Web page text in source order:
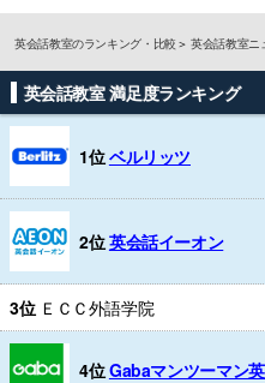
英会話教室のランキング・比較 英会話教室ニ
英会話教室 満足度ランキング
1位ベルリッツ
2位英会話イーオン
3位 ＥＣＣ外語学院
4位Gabaマンツーマン